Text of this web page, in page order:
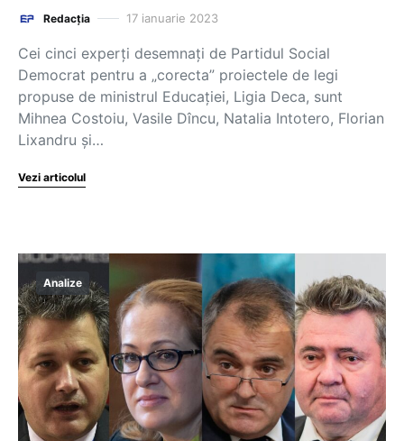
Redacția 17 ianuarie 2023
Cei cinci experți desemnați de Partidul Social
Democrat pentru a „corecta” proiectele de legi
propuse de ministrul Educației, Ligia Deca, sunt
Mihnea Costoiu, Vasile Dîncu, Natalia Intotero, Florian
Lixandru și…
Vezi articolul
Analize